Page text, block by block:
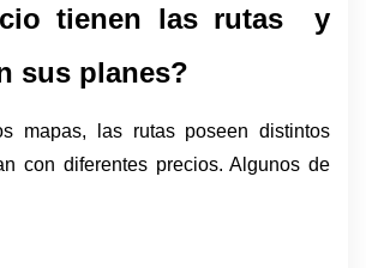
tienen las rutas  y
sus planes?
mapas, las rutas poseen distintos
con diferentes precios. Algunos de